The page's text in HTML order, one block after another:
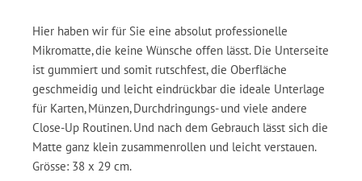
Hier haben wir für Sie eine absolut professionelle
Mikromatte, die keine Wünsche offen lässt. Die Unterseite
ist gummiert und somit rutschfest, die Oberfläche
geschmeidig und leicht eindrückbar die ideale Unterlage
für Karten, Münzen, Durchdringungs- und viele andere
Close-Up Routinen. Und nach dem Gebrauch lässt sich die
Matte ganz klein zusammenrollen und leicht verstauen.
Grösse: 38 x 29 cm.